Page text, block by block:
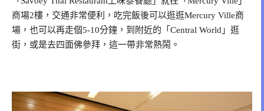
商場2樓，交通非常便利，吃完飯後可以逛逛Mercury Ville商
場，也可以再走個5-10分鐘，到附近的「Central World」逛
街，或是去四面佛參拜，這一帶非常熱鬧。